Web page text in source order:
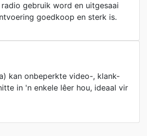
gebruik word en uitgesaai
goedkoop en sterk is.
kan onbeperkte video-, klank-
in 'n enkele lêer hou, ideaal vir